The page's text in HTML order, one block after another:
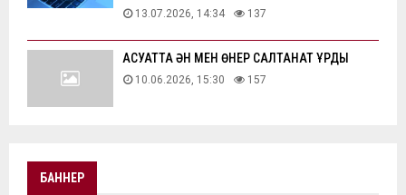
13.07.2026, 14:34 137
АҚСУАТТА ӘН МЕН ӨНЕР САЛТАНАТ ҚҰРДЫ
10.06.2026, 15:30 157
БАННЕР